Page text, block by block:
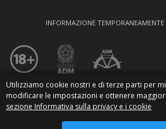
Utilizziamo cookie nostri e di terze parti per
modificare le impostazioni e ottenere
sezione Informativa sulla privacy e i cookie
INFORMAZIONE
© 2026
Le immagini, i marchi ed i contenuti di questo
copyright.